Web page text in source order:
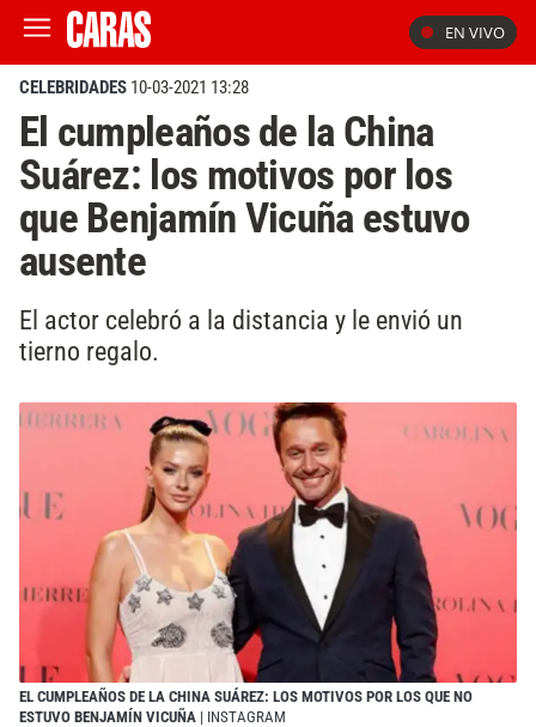
EN VIVO
CELEBRIDADES 10-03-2021 13:28
El cumpleaños de la China
Suárez: los motivos por los
que Benjamín Vicuña estuvo
ausente
El actor celebró a la distancia y le envió un
tierno regalo.
EL CUMPLEAÑOS DE LA CHINA SUÁREZ: LOS MOTIVOS POR LOS QUE NO
ESTUVO BENJAMÍN VICUÑA | INSTAGRAM